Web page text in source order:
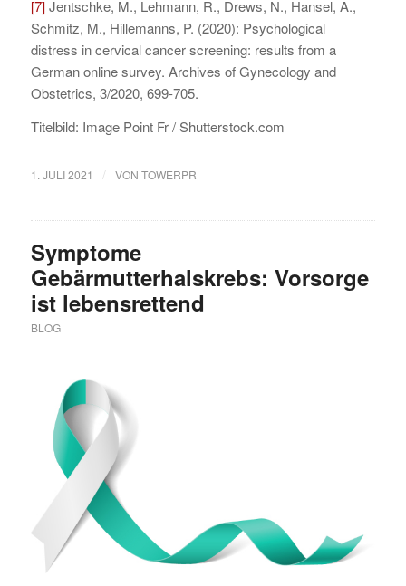
[7]Jentschke, M., Lehmann, R., Drews, N., Hansel, A.,
Schmitz, M., Hillemanns, P. (2020): Psychological
distress in cervical cancer screening: results from a
German online survey. Archives of Gynecology and
Obstetrics, 3/2020, 699-705.
Titelbild: Image Point Fr / Shutterstock.com
1. JULI 2021 / VON TOWERPR
Symptome
Gebärmutterhalskrebs: Vorsorge
ist lebensrettend
BLOG